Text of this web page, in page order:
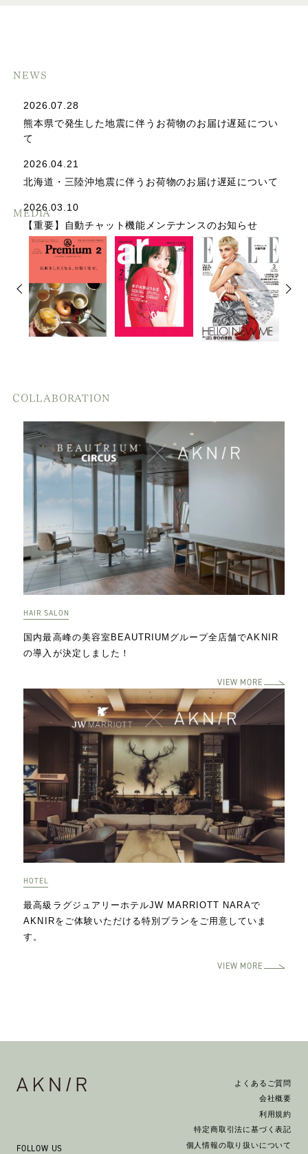
NEWS
2026.07.28
熊本県で発生した地震に伴うお荷物のお届け遅延につい
て
2026.04.21
北海道・三陸沖地震に伴うお荷物のお届け遅延について
2026.03.10
【重要】自動チャット機能メンテナンスのお知らせ
2026.02.20
利用規約改定のお知らせ
2026.01.22
【佐川急便】寒波の影響による荷物の遅延について
2025.12.24
ヘアマスク（ジャスミン×プチグレン）終売のお知らせ
2025.11.26
年末年始休業のお知らせ
2025.11.10
【重要】自動チャット機能メンテナンスのお知らせ
マイページリニューアルのお知らせ
2025.05.07
通信障害復旧のお知らせとお詫び
2025.04.24
トラベルセット【ローズ×サンダルウッド】が登場しま
した
2025.04.24
2025.04.18
ゴールデンウィーク休業のお知らせ
AKNIRから第二弾オーラルケアシリーズ発売開始
2024.12.27
AKNIRが神奈川県横浜市、長野県大町市にて ふるさと
納税返礼品に出品開始しました
2024.12.20
年末年始休業のお知らせ
2024.11.21
『薬用ヘアスカルプセラム』専用スポイトについて
2024.11.02
2024.05.19
薬用ヘアシャンプー&トリートメント詰め替えパッケー
MEDIA
COLLABORATION
HAIR SALON
国内最高峰の美容室 BEAUTRIUMグループ全店舗でAKNIR
の導入が決定しました！
VIEW MORE
HOTEL
最高級ラグジュアリーホテルJW MARRIOTT NARAで
AKNIRをご体験いただける特別プランをご用意していま
す。
VIEW MORE
FOLLOW US
よくあるご質問
会社概要
利用規約
特定商取引法に基づく表記
個人情報の取り扱いについて